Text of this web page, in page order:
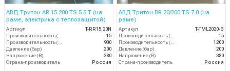
АВД Тритон AR 15.200 TS 5.5 Т (на
раме, электрика с теплозащитой)
Артикул
T-RR15.20N
Производительность (л/мин)
15
Производительность (л/ч)
900
Давление (бар)
200
Напряжение (В)
380
Страна-производитель
Россия
АВД Тритон BR 20/200 TS 7.0 (на
раме)
Артикул
T-TML2020-B
Производительность (л/мин)
15
Производительность (л/ч)
1200
Давление (бар)
200
Напряжение (В)
380
Страна-производитель
Россия